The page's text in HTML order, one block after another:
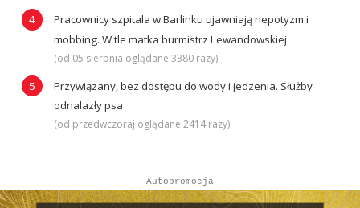
Pracownicy szpitala w Barlinku ujawniają nepotyzm i
mobbing. W tle matka burmistrz Lewandowskiej
(od 05 sierpnia oglądane 3380 razy)
Przywiązany, bez dostępu do wody i jedzenia. Służby
odnalazły psa
(od przedwczoraj oglądane 2414 razy)
Autopromocja